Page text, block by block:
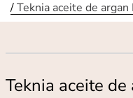
Teknia aceite de
Teknia aceite